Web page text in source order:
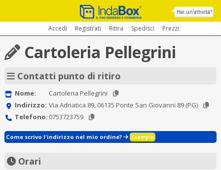
Hai un'attività?
Accedi Registrati Ritira Spedisci Prezzi
Cartoleria Pellegrini
Contatti punto di ritiro
Nome:
Cartoleria Pellegrini
Indirizzo: Via Adriatica 89, 06135 Ponte San Giovanni 89 (PG)
Telefono: 0753723759
Come scrivo l'indirizzo nel mio ordine? Esempio
Orari